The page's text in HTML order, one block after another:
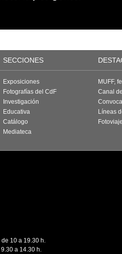
SECCIONES
Exposiciones
Fotografías del CdF
Investigación
Educativa
Catálogo
Mediateca
MUFF,
Canal
Líneas
10 a 19.30 h.
a 14.30 h.